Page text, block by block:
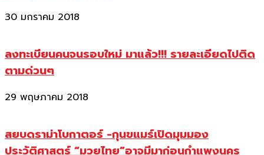
30 มกราคม 2018
ลงทะเบียนคนจนรอบใหม่ มาแล้ว!!! รายละเอียดไปติด
ตามด่วนๆ
29 พฤษภาคม 2018
สยบดราม่าโบกาตอร์ -กุนขแมร์เปิดมุมมอง
ประวัติศาสตร์ “มวยไทย”อาจมีมาก่อนกำแพงนคร